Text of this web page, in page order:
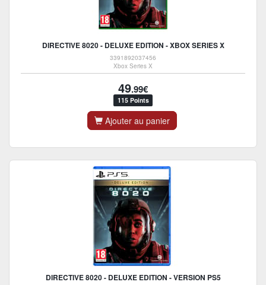
DIRECTIVE 8020 - DELUXE EDITION - XBOX SERIES X
3391892037456
Xbox Series X
49.99€
115 Points
Ajouter au panier
DIRECTIVE 8020 - DELUXE EDITION - VERSION PS5